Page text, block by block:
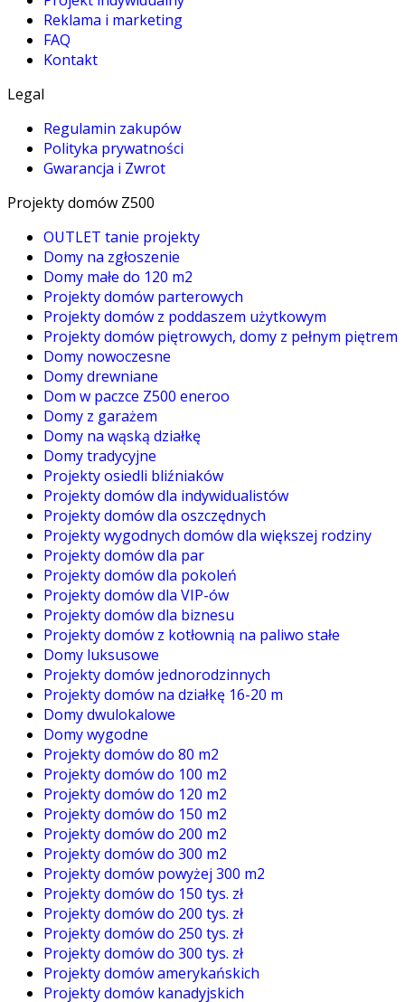
Reklama i marketing
FAQ
Kontakt
Legal
Regulamin zakupów
Polityka prywatności
Gwarancja i Zwrot
Projekty domów Z500
OUTLET tanie projekty
Domy na zgłoszenie
Domy małe do 120 m2
Projekty domów parterowych
Projekty domów z poddaszem użytkowym
Projekty domów piętrowych, domy z pełnym piętrem
Domy nowoczesne
Domy drewniane
Dom w paczce Z500 eneroo
Domy z garażem
Domy na wąską działkę
Domy tradycyjne
Projekty osiedli bliźniaków
Projekty domów dla indywidualistów
Projekty domów dla oszczędnych
Projekty wygodnych domów dla większej rodziny
Projekty domów dla par
Projekty domów dla pokoleń
Projekty domów dla VIP-ów
Projekty domów dla biznesu
Projekty domów z kotłownią na paliwo stałe
Domy luksusowe
Projekty domów jednorodzinnych
Projekty domów na działkę 16-20 m
Domy dwulokalowe
Domy wygodne
Projekty domów do 80 m2
Projekty domów do 100 m2
Projekty domów do 120 m2
Projekty domów do 150 m2
Projekty domów do 200 m2
Projekty domów do 300 m2
Projekty domów powyżej 300 m2
Projekty domów do 150 tys. zł
Projekty domów do 200 tys. zł
Projekty domów do 250 tys. zł
Projekty domów do 300 tys. zł
Projekty domów amerykańskich
Projekty domów kanadyjskich